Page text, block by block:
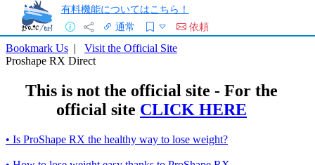
有料機能についてはこちら！
通常
依頼